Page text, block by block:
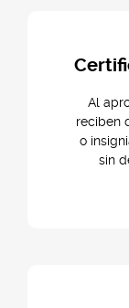
Al
reciben
o
sin